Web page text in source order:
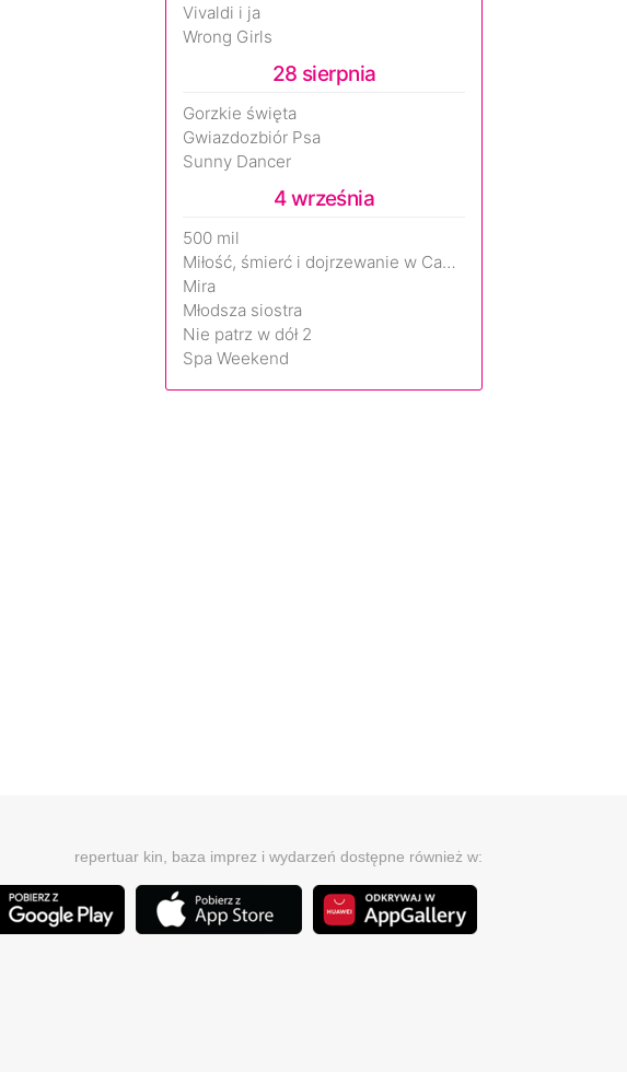
Vivaldi i ja
Wrong Girls
28 sierpnia
Gorzkie święta
Gwiazdozbiór Psa
Sunny Dancer
4 września
500 mil
Miłość, śmierć i dojrzewanie w Camp Miasma
Mira
Młodsza siostra
Nie patrz w dół 2
Spa Weekend
repertuar kin, baza imprez i wydarzeń dostępne również w: